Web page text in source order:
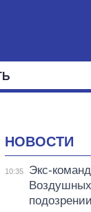
НОВОСТИ
10:35
Экс-